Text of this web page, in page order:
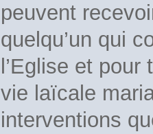
peuvent
quelqu’un qui
l’Eglise et
vie laïcale
interventions